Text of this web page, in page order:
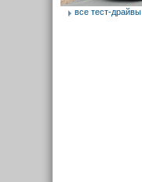
все тест-драйвы